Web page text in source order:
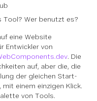
Tool? Wer benutzt es?
eine Website
Entwickler von
. Die
auf, aber die, die
der gleichen Start-
einem einzigen Klick.
von Tools.